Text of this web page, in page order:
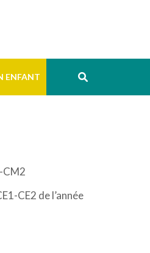
ENFANT
CM2
CE2 de l’année